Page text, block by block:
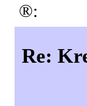
®:
Re: